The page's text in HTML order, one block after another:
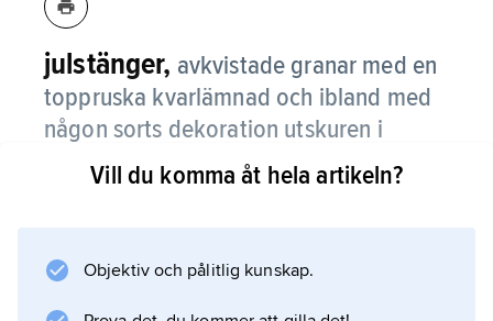
julstänger, avkvistade granar med en
toppruska kvarlämnad och ibland med
någon sorts dekoration utskuren i
barken vilka restes parvis framför
gårdar på landsbygden, särskilt i
Julstänger restes ofta på Tomasdagen (21
Vill du komma åt hela artikeln?
Objektiv och pålitlig kunskap.